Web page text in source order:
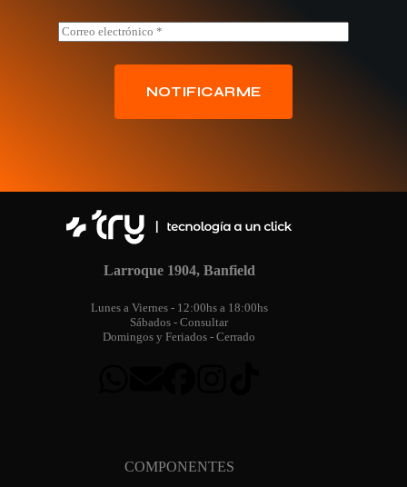
m
a
l
E
m
NOTIFICARME
Larroque 1904, Banfield
Lunes a Viernes - 12:00hs a 18:00hs
Sábados - Consultar
Domingos y Feriados - Cerrado
COMPONENTES